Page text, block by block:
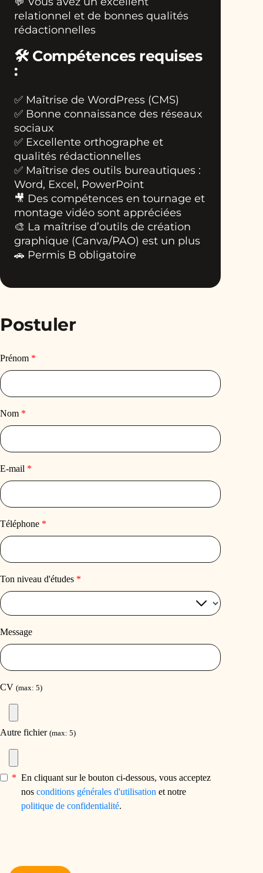
relationnel et de bonnes qualités
rédactionnelles
🛠️ Compétences requises
:
✅ Maîtrise de WordPress (CMS)
✅ Bonne connaissance des réseaux
sociaux
✅ Excellente orthographe et
qualités rédactionnelles
✅ Maîtrise des outils bureautiques :
Word, Excel, PowerPoint
🎥 Des compétences en tournage et
montage vidéo sont appréciées
🎨 La maîtrise d’outils de création
graphique (Canva/PAO) est un plus
🚗 Permis B obligatoire
Postuler